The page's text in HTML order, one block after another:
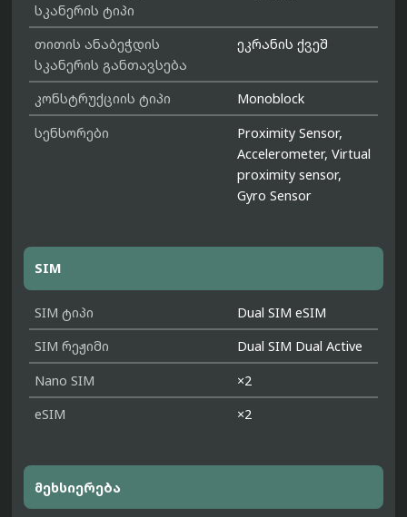
სკანერის ტიპი
თითის ანაბეჭდის
სკანერის განთავსება
ეკრანის ქვეშ
კონსტრუქციის ტიპი
Monoblock
სენსორები
Proximity Sensor,
Accelerometer, Virtual
proximity sensor,
Gyro Sensor
SIM
SIM ტიპი
Dual SIM eSIM
SIM რეჟიმი
Dual SIM Dual Active
Nano SIM
×2
eSIM
×2
მეხსიერება